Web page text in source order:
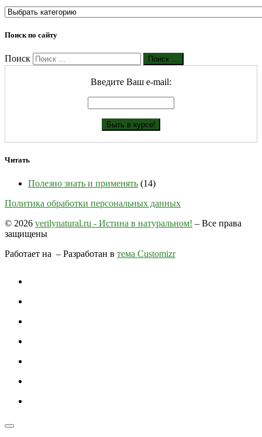
Поиск по сайту
Поиск Поиск …
Введите Ваш е-mail:
Читать
Полезно знать и применять (14)
Политика обработки персональных данных
© 2026 verilynatural.ru - Истина в натуральном! – Все права
защищены
Работает на – Разработан в тема Customizr